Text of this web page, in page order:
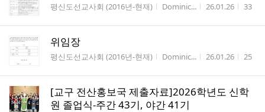
게시판명
평신도선교사회 (2016년-현재) 작성자
Dominic... 작성시간
26.01.26 조회
33
위임장
게시판명
평신도선교사회 (2016년-현재) 작성자
Dominic... 작성시간
26.01.26 조회
25
[교구 전산홍보국 제출자료]2026학년도 신학
원 졸업식-주간 43기, 야간 41기